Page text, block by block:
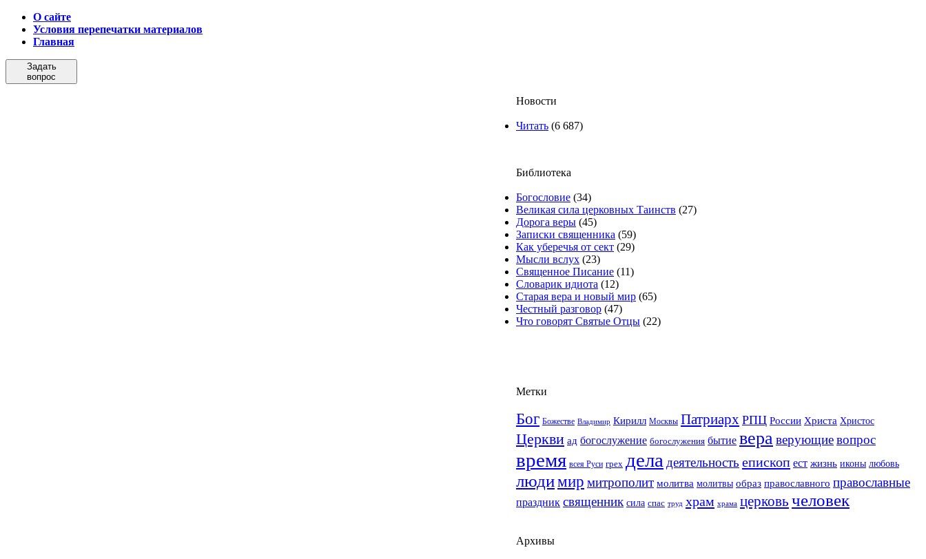
О сайте
Условия перепечатки материалов
Главная
Задать
вопрос
Новости
Читать (6 687)
Библиотека
Богословие (34)
Великая сила церковных Таинств (27)
Дорога веры (45)
Записки священника (59)
Как уберечья от сект (29)
Мысли вслух (23)
Священное Писание (11)
Словарик идиота (12)
Старая вера и новый мир (65)
Честный разговор (47)
Что говорят Святые Отцы (22)
Метки
Бог Божестве Владимир Кирилл Москвы Патриарх РПЦ России Христа Христос
Церкви ад богослужение богослужения бытие вераверующие вопрос
время всея Руси грех дела деятельность епископ ест жизнь иконы любовь
людимир митрополит молитва молитвы образ православного православные
праздник священник сила спас труд храм храма церковь человек
Архивы